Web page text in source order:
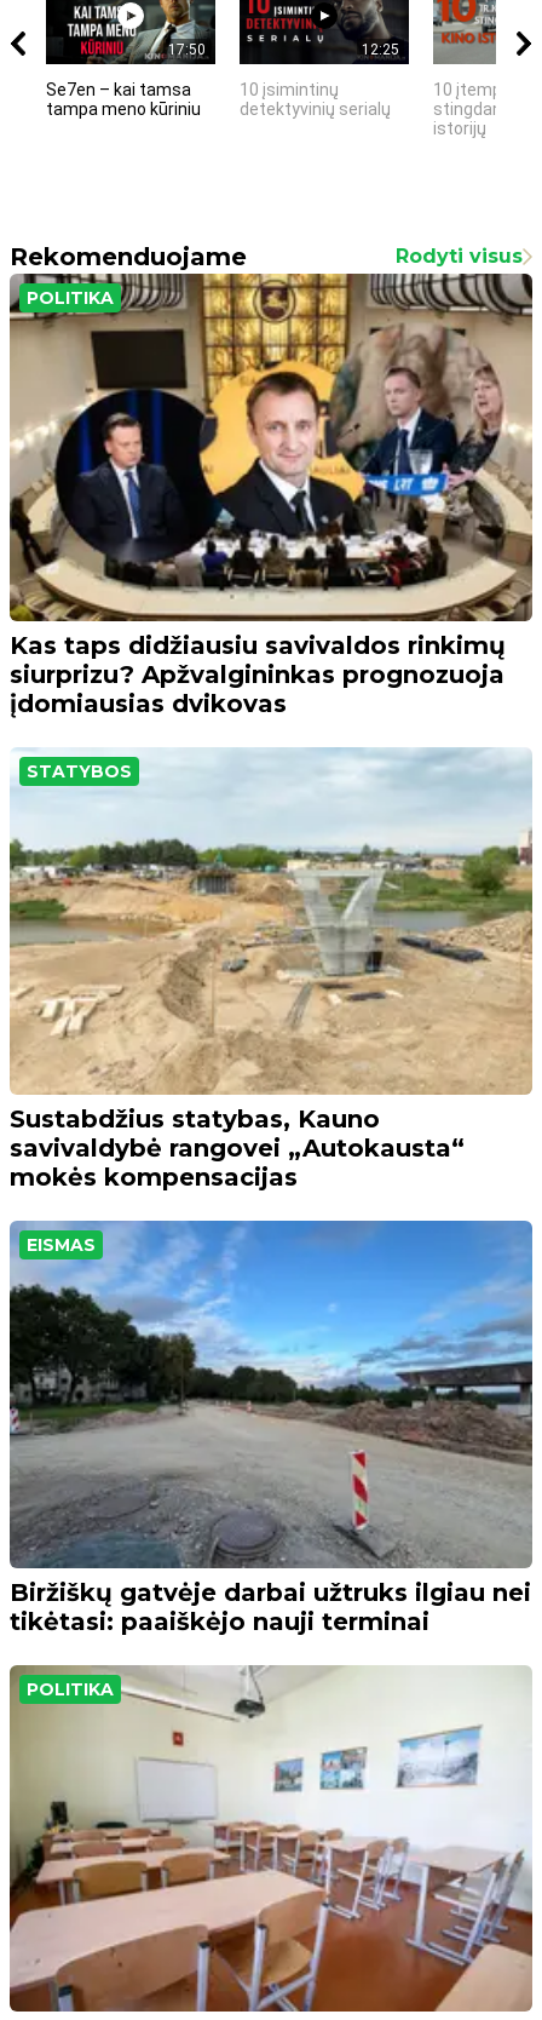
17:50
Se7en – kai tamsa
tampa meno kūriniu
12:25
10 įsimintinų
detektyvinių serialų
10 įtemptų,
stingdančių
istorijų
Rekomenduojame Rodyti visus
POLITIKA
Kas taps didžiausiu savivaldos rinkimų
siurprizu? Apžvalgininkas prognozuoja
įdomiausias dvikovas
STATYBOS
Sustabdžius statybas, Kauno
savivaldybė rangovei „Autokausta“
mokės kompensacijas
EISMAS
Biržiškų gatvėje darbai užtruks ilgiau nei
tikėtasi: paaiškėjo nauji terminai
POLITIKA